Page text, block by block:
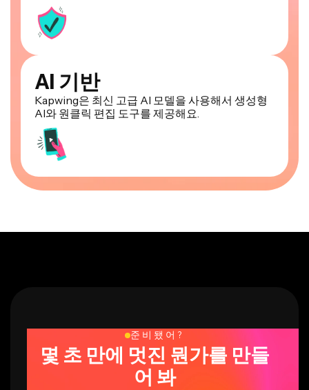
AI 기반
Kapwing은 최신 고급 AI 모델을 사용해서 생성형
AI와 원클릭 편집 도구를 제공해요.
준비됐어?
몇 초 만에 멋진 뭔가를 만들
어 봐